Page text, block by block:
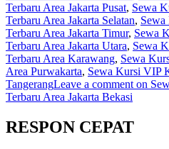
Terbaru Area Jakarta Pusat, Sewa
Terbaru Area Jakarta Selatan,
Terbaru Area Jakarta Timur, Sewa
Terbaru Area Jakarta Utara, Sewa
Terbaru Area Karawang, Sewa
Area Purwakarta, Sewa Kursi VIP
TangerangLeave a commenton
Terbaru Area Jakarta Bekasi
RESPON CEPAT